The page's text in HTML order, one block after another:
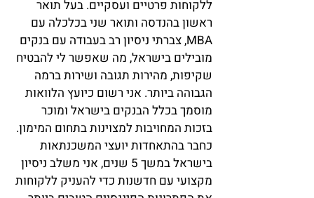
ללקוחות פרטיים ועסקיים. בעל תואר
ראשון בהנדסה ותואר שני בכלכלה עם
MBA, צברתי ניסיון רב בעבודה עם בנקים
מובילים בישראל, מה שאפשר לי להבטיח
שקיפות, מהירות תגובה ושירות ברמה
הגבוהה ביותר. אני רשום כיועץ הלוואות
מוסמך בכלל הבנקים בישראל ומוכר
בזכות המחויבות למצוינות בתחום המימון.
כחבר בהתאחדות יועצי המשכנתאות
בישראל במשך 5 שנים, אני משלב ניסיון
מקצועי עם חדשנות כדי להעניק ללקוחות